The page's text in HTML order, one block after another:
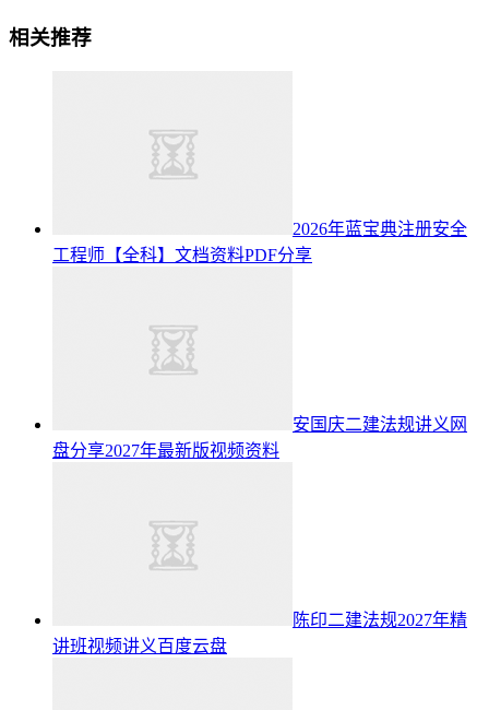
相关推荐
2026年蓝宝典注册安全
工程师【全科】文档资料PDF分享
安国庆二建法规讲义网
盘分享2027年最新版视频资料
陈印二建法规2027年精
讲班视频讲义百度云盘